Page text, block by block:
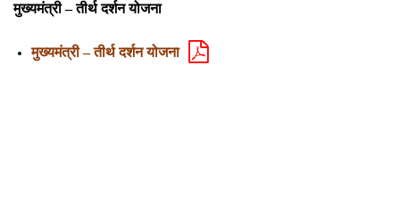
मुख्यमंत्री – तीर्थ दर्शन योजना
मुख्यमंत्री – तीर्थ दर्शन योजना